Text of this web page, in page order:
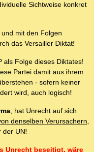
Sichtweise konkret
mit den Folgen
das Versailler Diktat!
als Folge dieses Diktates!
Partei damit aus ihrem
- sofern keiner
wird, auch logisch!
, hat Unrecht auf sich
denselben Verursachern,
der UN!
Unrecht beseitigt, wäre